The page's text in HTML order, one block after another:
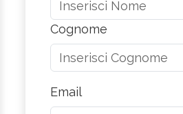
Cognome
Email